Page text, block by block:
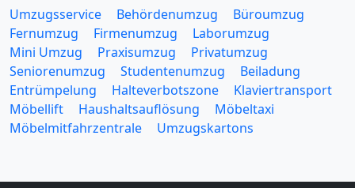
Umzugsservice Behördenumzug
Büroumzug
Fernumzug
Firmenumzug
Laborumzug
Mini Umzug
Praxisumzug
Privatumzug
Seniorenumzug
Studentenumzug
Beiladung
Entrümpelung
Halteverbotszone
Klaviertransport
Möbellift
Haushaltsauflösung
Möbeltaxi
Möbelmitfahrzentrale
Umzugskartons